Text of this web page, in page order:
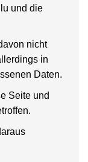
und die
nicht
in
Daten.
Seite und